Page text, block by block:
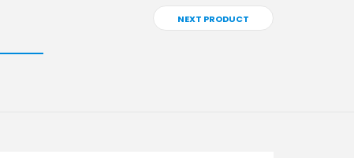
NEXT PRODUCT